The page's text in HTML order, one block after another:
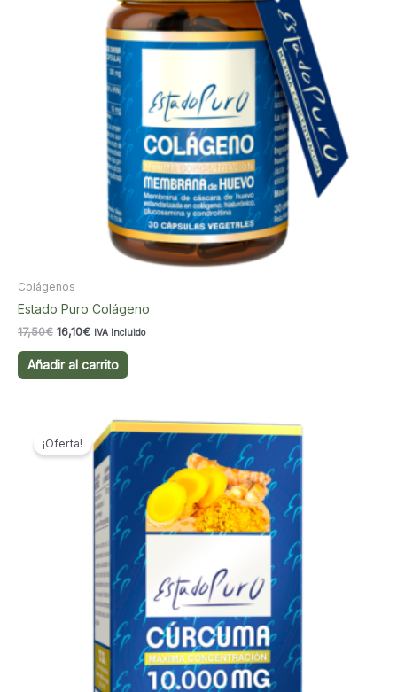
Colágenos
Estado Puro Colágeno
17,50€ El
original
era:
16,10€El
actual
es:
IVA Incluido
Añadir al carrito
¡Oferta!